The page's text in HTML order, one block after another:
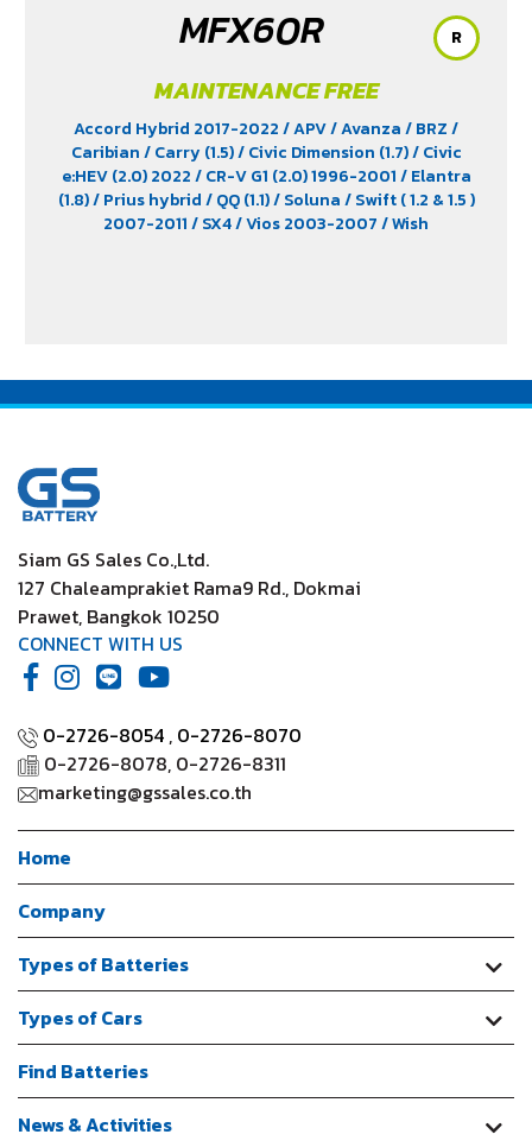
MFX60R
MAINTENANCE FREE
Accord Hybrid 2017-2022/ APV/ Avanza/ BRZ/
Caribian/ Carry (1.5)/ Civic Dimension (1.7)/ Civic
e:HEV (2.0) 2022/ CR-V G1 (2.0) 1996-2001/ Elantra
(1.8)/ Prius hybrid/ QQ (1.1)/ Soluna/ Swift ( 1.2 & 1.5 )
2007-2011/ SX4/ Vios 2003-2007/ Wish
R
Siam GS Sales Co.,Ltd.
127 Chaleamprakiet Rama9 Rd., Dokmai
Prawet, Bangkok 10250
CONNECT WITH US
0-2726-8054 , 0-2726-8070
0-2726-8078, 0-2726-8311
marketing@gssales.co.th
Home
Company
Types of Batteries
Types of Cars
Find Batteries
News & Activities